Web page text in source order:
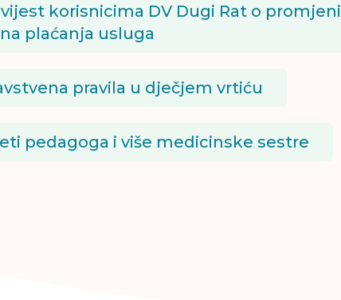
korisnicima DV Dugi Rat o promjeni
plaćanja usluga
pravila u dječjem vrtiću
pedagoga i više medicinske sestre